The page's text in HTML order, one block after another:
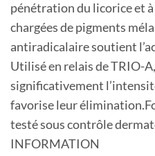
pénétration du licorice et
chargées de pigments
antiradicalaire soutient
Utilisé en relais de TRIO-
significativement
favorise leur
testé sous contrôle
INFORMATION